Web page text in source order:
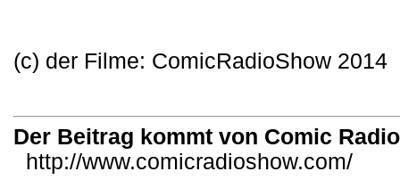
(c) der Filme: ComicRadioShow 2014
Der Beitrag kommt von Comic
http://www.comicradioshow.com/